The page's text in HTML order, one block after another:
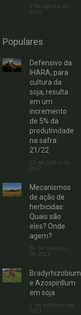
7 de agosto de
2026
Populares
Defensivo da
IHARA, para
cultura da
soja, resulta
em um
incremento
de 5% da
produtividade
na safra
21/22
22 de junho de
2022
Mecanismos
de ação de
herbicidas:
Quais são
eles? Onde
agem?
30 de outubro
de 2023
Bradyrhizobium
e Azospirillum
em soja
3 de outubro de
2023